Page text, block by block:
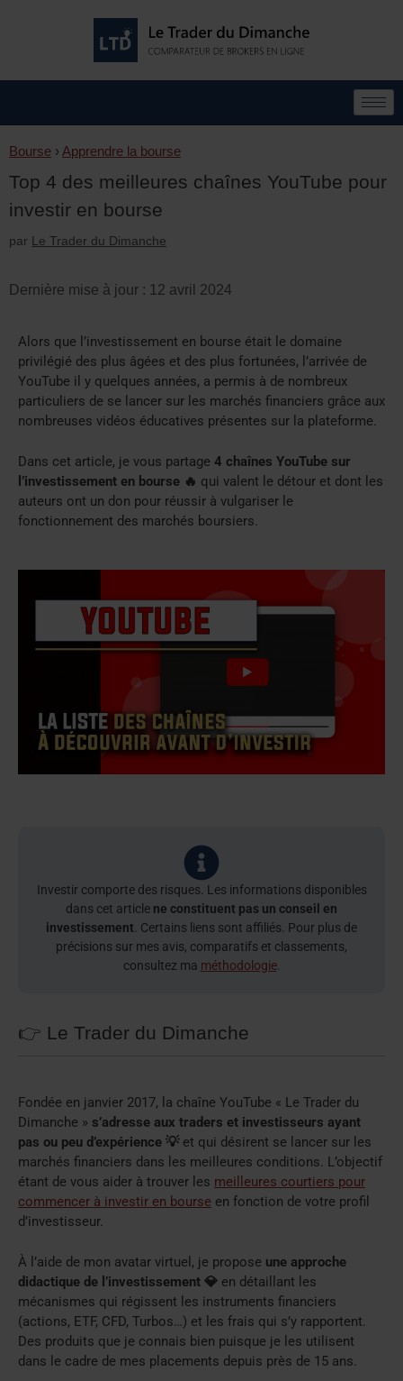
Bourse › Apprendre la bourse
Top 4 des meilleures chaînes YouTube pour
investir en bourse
par Le Trader du Dimanche
Dernière mise à jour : 12 avril 2024
Alors que l’investissement en bourse était le domaine
privilégié des plus âgées et des plus fortunées, l’arrivée de
YouTube il y quelques années, a permis à de nombreux
particuliers de se lancer sur les marchés financiers grâce aux
nombreuses vidéos éducatives présentes sur la plateforme.
Dans cet article, je vous partage 4 chaînes YouTube sur
l’investissement en bourse 🔥 qui valent le détour et dont les
auteurs ont un don pour réussir à vulgariser le
fonctionnement des marchés boursiers.
Investir comporte des risques. Les informations disponibles
dans cet article ne constituent pas un conseil en
investissement. Certains liens sont affiliés. Pour plus de
précisions sur mes avis, comparatifs et classements,
consultez ma méthodologie.
👉 Le Trader du Dimanche
Fondée en janvier 2017, la chaîne YouTube « Le Trader du
Dimanche » s’adresse aux traders et investisseurs ayant
pas ou peu d’expérience 💡et qui désirent se lancer sur les
marchés financiers dans les meilleures conditions. L’objectif
étant de vous aider à trouver les meilleures courtiers pour
commencer à investir en bourse en fonction de votre profil
d’investisseur.
À l’aide de mon avatar virtuel, je propose une approche
didactique de l’investissement 💎 en détaillant les
mécanismes qui régissent les instruments financiers
(actions, ETF, CFD, Turbos…) et les frais qui s’y rapportent.
Des produits que je connais bien puisque je les utilisent
dans le cadre de mes placements depuis près de 15 ans.